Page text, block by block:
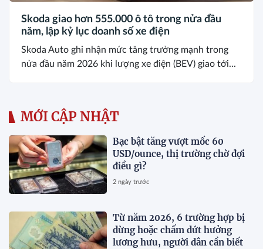
Skoda giao hơn 555.000 ô tô trong nửa đầu
năm, lập kỷ lục doanh số xe điện
Skoda Auto ghi nhận mức tăng trưởng mạnh trong
nửa đầu năm 2026 khi lượng xe điện (BEV) giao tới...
MỚI CẬP NHẬT
Bạc bật tăng vượt mốc 60
USD/ounce, thị trường chờ đợi
điều gì?
2 ngày trước
Từ năm 2026, 6 trường hợp bị
dừng hoặc chấm dứt hưởng
lương hưu, người dân cần biết